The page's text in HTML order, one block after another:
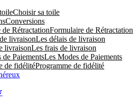
Choisir sa toile
Conversions
Formulaire de Rétractation
Les délais de livraison
Les frais de livraison
Les Modes de Paiements
Programme de fidélité